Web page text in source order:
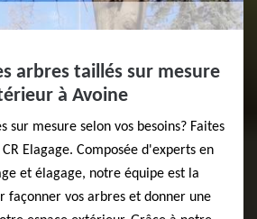
arbres taillés sur mesure
à Avoine
sur mesure selon vos besoins? Faites
Elagage. Composée d'experts en
et élagage, notre équipe est la
façonner vos arbres et donner une